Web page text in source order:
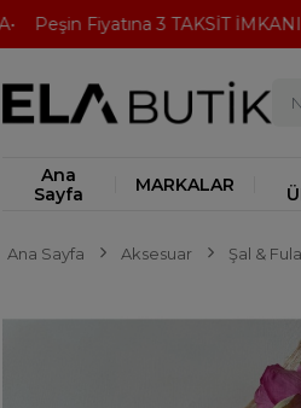
Peşin Fiyatına 3 TAKSİT İMKANI -
Ana
Sayfa
MARKALAR
Ana Sayfa Aksesuar Şal &